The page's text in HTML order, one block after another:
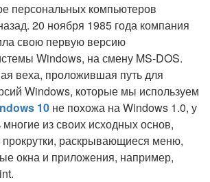
персональных компьютеров
20 ноября 1985 года компания
свою первую версию
Windows, на смену MS-DOS.
веха, проложившая путь для
Windows, которые мы используем
10 не похожа на Windows 1.0, у
из своих исходных основ,
прокрутки, раскрывающиеся меню,
окна и приложения, например,